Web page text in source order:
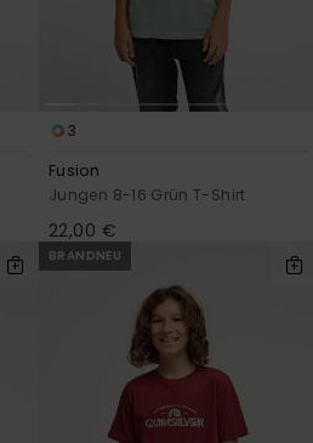
3
Fusion
Jungen 8-16 Grün T-Shirt
22,00 €
BRANDNEU